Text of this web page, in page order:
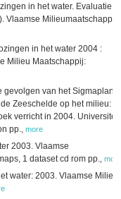
in het water. Evaluatie
Vlaamse Milieumaatschappij
in het water 2004 :
Milieu Maatschappij:
van het Sigmaplan,
Zeeschelde op het milieu:
verricht in 2004. Universiteit
pp. more
2003. Vlaamse
1 dataset cd rom pp. more
water: 2003. Vlaamse Milieu